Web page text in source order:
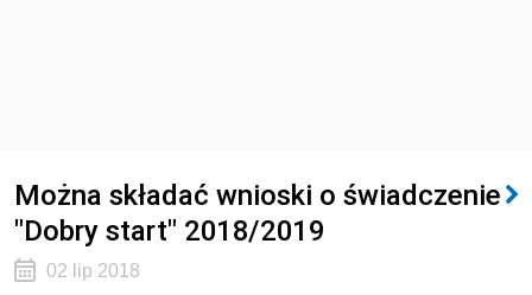
Można składać wnioski o świadczenie
"Dobry start" 2018/2019
02 lip 2018